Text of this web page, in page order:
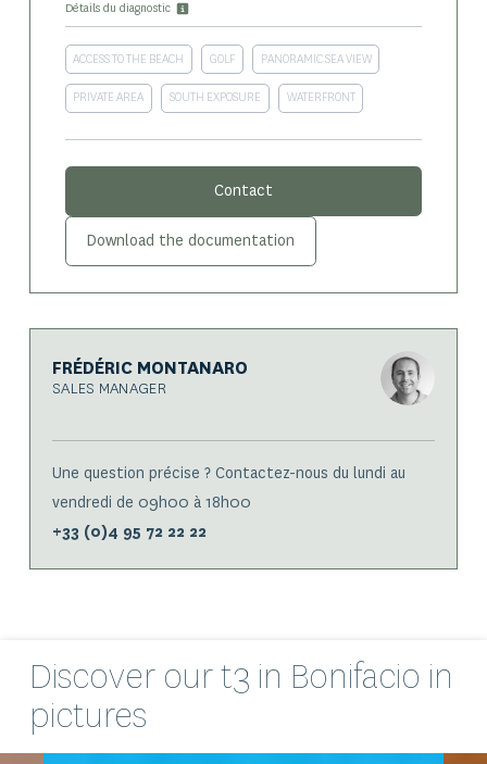
Détails du diagnostic
ACCESS TO THE BEACH GOLF PANORAMIC SEA VIEW
PRIVATE AREA SOUTH EXPOSURE WATERFRONT
Contact
Download the documentation
FRÉDÉRIC MONTANARO
SALES MANAGER
Une question précise ? Contactez-nous du lundi au
vendredi de 09h00 à 18h00
+33 (0)4 95 72 22 22
Discover ourt3 in Bonifacio in
pictures